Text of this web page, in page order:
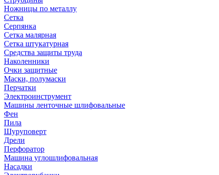
Ножницы по металлу
Сетка
Серпянка
Сетка малярная
Сетка штукатурная
Средства защиты труда
Наколенники
Очки защитные
Маски, полумаски
Перчатки
Электроинструмент
Машины ленточные шлифовальные
Фен
Пила
Шуруповерт
Дрели
Перфоратор
Машина углошлифовальная
Насадки